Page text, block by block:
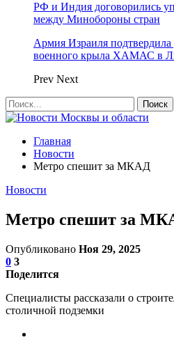
РФ и Индия договорились
между Минобороны стран
Армия Израиля подтвердила
военного крыла ХАМАС в
Prev Next
Главная
Новости
Метро спешит за МКАД
Новости
Метро спешит за
Опубликовано Ноя 29, 2025
0 3
Поделится
Специалисты рассказали о
столичной подземки